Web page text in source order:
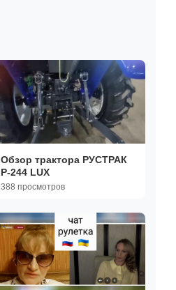
Обзор трактора РУСТРАК
Р-244 LUX
388 просмотров